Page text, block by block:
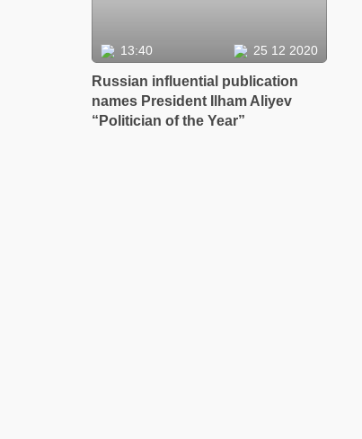
13:40 25 12 2020
Russian influential publication
names President Ilham Aliyev
“Politician of the Year”